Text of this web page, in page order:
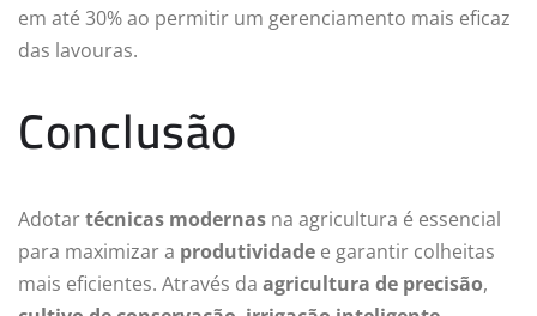
em até 30% ao permitir um gerenciamento mais eficaz
das lavouras.
Conclusão
Adotartécnicas modernas na agricultura é essencial
para maximizar a produtividade e garantir colheitas
mais eficientes. Através da agricultura de precisão,